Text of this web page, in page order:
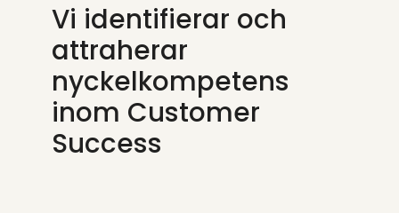
Vi identifierar och
attraherar
nyckelkompetens
inom Customer
Success